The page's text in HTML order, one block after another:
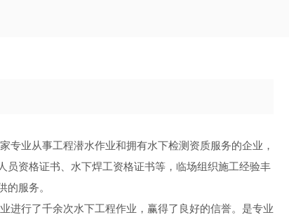
业从事工程潜水作业和拥有水下检测资质服务的企业，
资格证书、水下焊工资格证书等，临场组织施工经验丰
服务。
进行了千余次水下工程作业，赢得了良好的信誉。是专业